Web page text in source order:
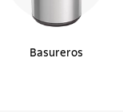
Basureros